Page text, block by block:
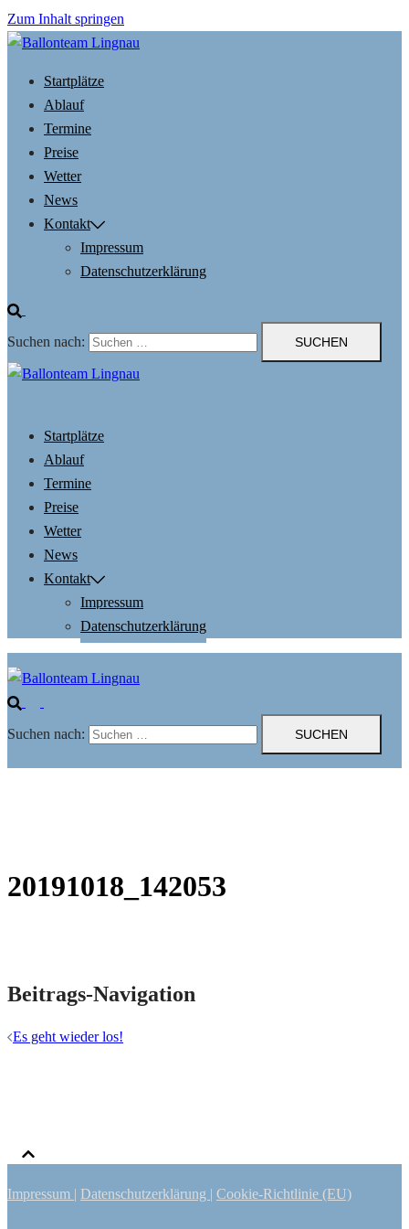
Zum Inhalt springen
Startplätze
Ablauf
Termine
Preise
Wetter
News
Kontakt
Impressum
Datenschutzerklärung
Suchen nach:
Startplätze
Ablauf
Termine
Preise
Wetter
News
Kontakt
Impressum
Datenschutzerklärung
Suchen nach:
20191018_142053
Beitrags-Navigation
Es geht wieder los!
Impressum | Datenschutzerklärung | Cookie-Richtlinie (EU)